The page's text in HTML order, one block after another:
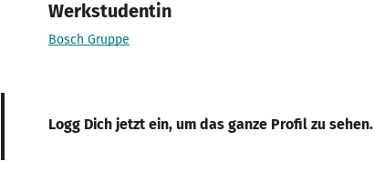
Werkstudentin
Bosch Gruppe
Logg Dich jetzt ein, um das ganze Profil zu sehen.